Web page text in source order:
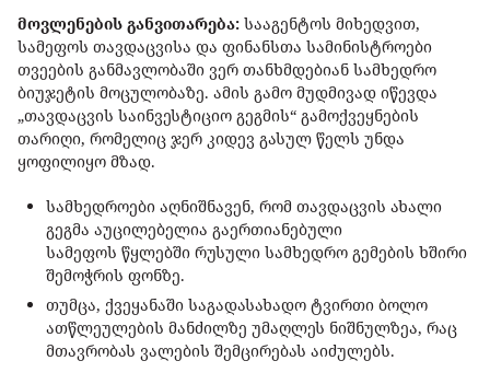
მოვლენების განვითარება: სააგენტოს მიხედვით,
სამეფოს თავდაცვისა და ფინანსთა სამინისტროები
თვეების განმავლობაში ვერ თანხმდებიან სამხედრო
ბიუჯეტის მოცულობაზე. ამის გამო მუდმივად იწევდა
„თავდაცვის საინვესტიციო გეგმის“ გამოქვეყნების
თარიღი, რომელიც ჯერ კიდევ გასულ წელს უნდა
ყოფილიყო მზად.
სამხედროები აღნიშნავენ, რომ თავდაცვის ახალი
გეგმა აუცილებელია გაერთიანებული
სამეფოს წყლებში რუსული სამხედრო გემების ხშირი
შემოჭრის ფონზე.
თუმცა, ქვეყანაში საგადასახადო ტვირთი ბოლო
ათწლეულების მანძილზე უმაღლეს ნიშნულზეა, რაც
მთავრობას ვალების შემცირებას აიძულებს.